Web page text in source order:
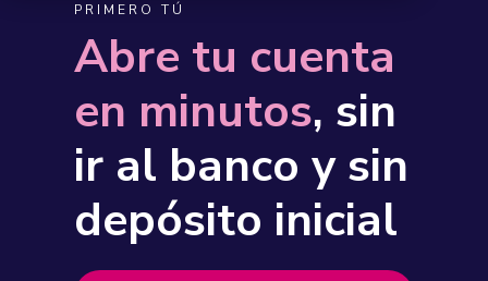
PRIMERO TÚ
Abre tu cuenta
en minutos, sin
ir al banco y sin
depósito inicial